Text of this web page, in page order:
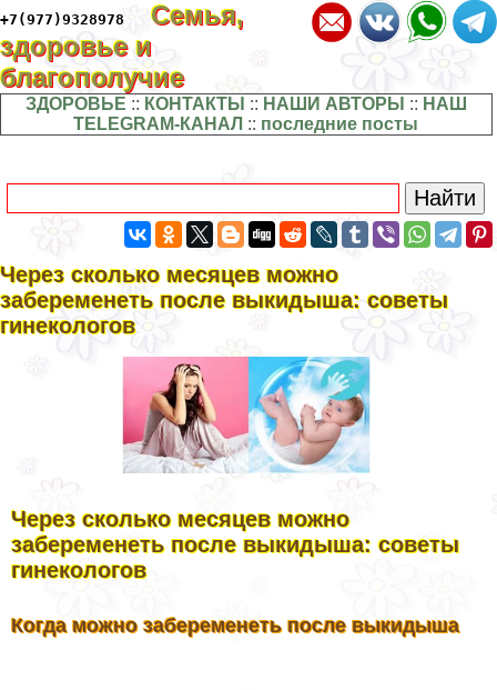
+7(977)9328978
Семья,
здоровье и
благополучие
ЗДОРОВЬЕ :: КОНТАКТЫ :: НАШИ АВТОРЫ :: НАШ
TELEGRAM-КАНАЛ :: последние посты
Через сколько месяцев можно
забеременеть после выкидыша: советы
гинекологов
Через сколько месяцев можно
забеременеть после выкидыша: советы
гинекологов
Когда можно забеременеть после выкидыша